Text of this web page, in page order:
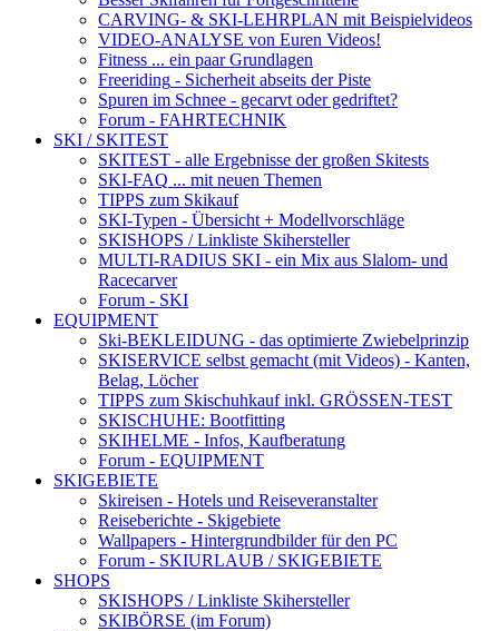
CARVING- & SKI-LEHRPLAN mit Beispielvideos
VIDEO-ANALYSE von Euren Videos!
Fitness ... ein paar Grundlagen
Freeriding - Sicherheit abseits der Piste
Spuren im Schnee - gecarvt oder gedriftet?
Forum - FAHRTECHNIK
SKI / SKITEST
SKITEST - alle Ergebnisse der großen Skitests
SKI-FAQ ... mit neuen Themen
TIPPS zum Skikauf
SKI-Typen - Übersicht + Modellvorschläge
SKISHOPS / Linkliste Skihersteller
MULTI-RADIUS SKI - ein Mix aus Slalom- und
Racecarver
Forum - SKI
EQUIPMENT
Ski-BEKLEIDUNG - das optimierte Zwiebelprinzip
SKISERVICE selbst gemacht (mit Videos) - Kanten,
Belag, Löcher
TIPPS zum Skischuhkaufinkl. GRÖSSEN-TEST
SKISCHUHE: Bootfitting
SKIHELME - Infos, Kaufberatung
Forum - EQUIPMENT
SKIGEBIETE
Skireisen - Hotels und Reiseveranstalter
Reiseberichte - Skigebiete
Wallpapers - Hintergrundbilder für den PC
Forum - SKIURLAUB / SKIGEBIETE
SHOPS
SKISHOPS / Linkliste Skihersteller
SKIBÖRSE (im Forum)